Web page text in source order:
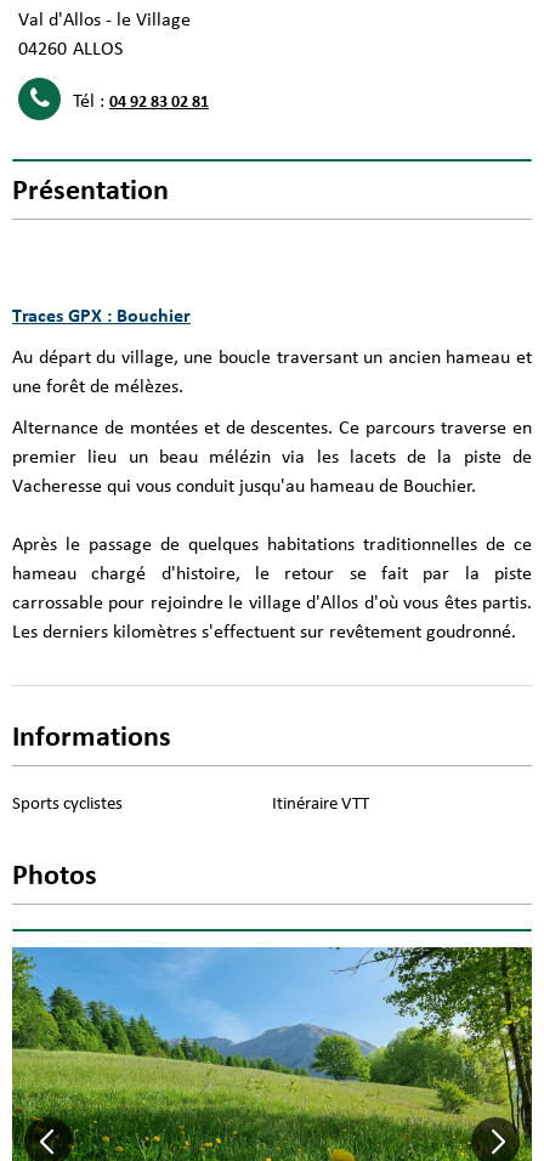
Val d'Allos - le Village
04260 ALLOS
Tél : 04 92 83 02 81
Présentation
Traces GPX : Bouchier
Au départ du village, une boucle traversant un ancien hameau et
une forêt de mélèzes.
Alternance de montées et de descentes. Ce parcours traverse en
premier lieu un beau mélézin via les lacets de la piste de
Vacheresse qui vous conduit jusqu'au hameau de Bouchier.
Après le passage de quelques habitations traditionnelles de ce
hameau chargé d'histoire, le retour se fait par la piste
carrossable pour rejoindre le village d'Allos d'où vous êtes partis.
Les derniers kilomètres s'effectuent sur revêtement goudronné.
Informations
Sports cyclistes Itinéraire VTT
Photos